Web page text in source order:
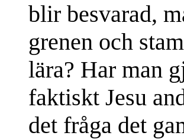
blir besvarad,
grenen och
lära? Har man
faktiskt Jesu
det fråga det